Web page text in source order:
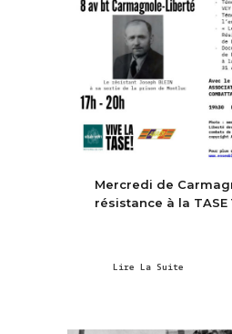
Mercredi de
résistance à la TASE
Lire La Suite